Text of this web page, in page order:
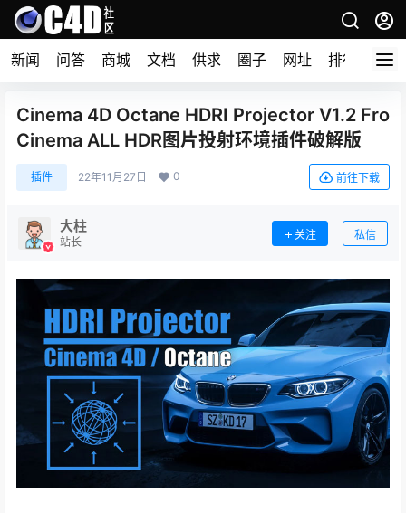
新闻 问答 商城 文档 供求 圈子 网址 排行榜
Cinema 4D Octane HDRI Projector V1.2 Fro
Cinema ALL HDR图片投射环境插件破解版
插件 22年11月27日 0 前往下载
大柱
站长
关注 私信